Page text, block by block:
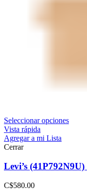
Seleccionar opciones
Vista rápida
Agregar a mi Lista
Cerrar
Levi’s
C$580.00